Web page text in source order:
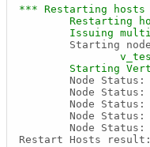
*** Restarting hosts
Restarting
Issuing
Starting
Starting
Node Status:
Node Status:
Node Status:
Node Status:
Node Status:
Restart Hosts result: